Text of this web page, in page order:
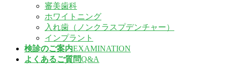
審美歯科
ホワイトニング
入れ歯（ノンクラスプデンチャー）
インプラント
検診のご案内EXAMINATION
よくあるご質問Q&A